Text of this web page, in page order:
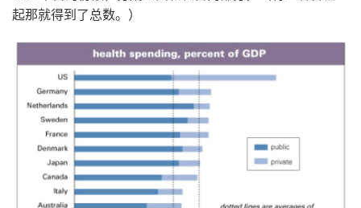
起那就得到了总数。）